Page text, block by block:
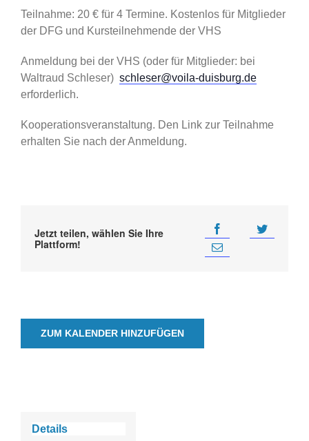
Teilnahme: 20 € für 4 Termine. Kostenlos für Mitglieder
der DFG und Kursteilnehmende der VHS
Anmeldung bei der VHS (oder für Mitglieder: bei
Waltraud Schleser) schleser@voila-duisburg.de
erforderlich.
Kooperationsveranstaltung. Den Link zur Teilnahme
erhalten Sie nach der Anmeldung.
Jetzt teilen, wählen Sie Ihre
Plattform!
ZUM KALENDER HINZUFÜGEN
Details